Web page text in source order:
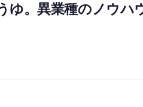
ゆ。異業種のノウハ